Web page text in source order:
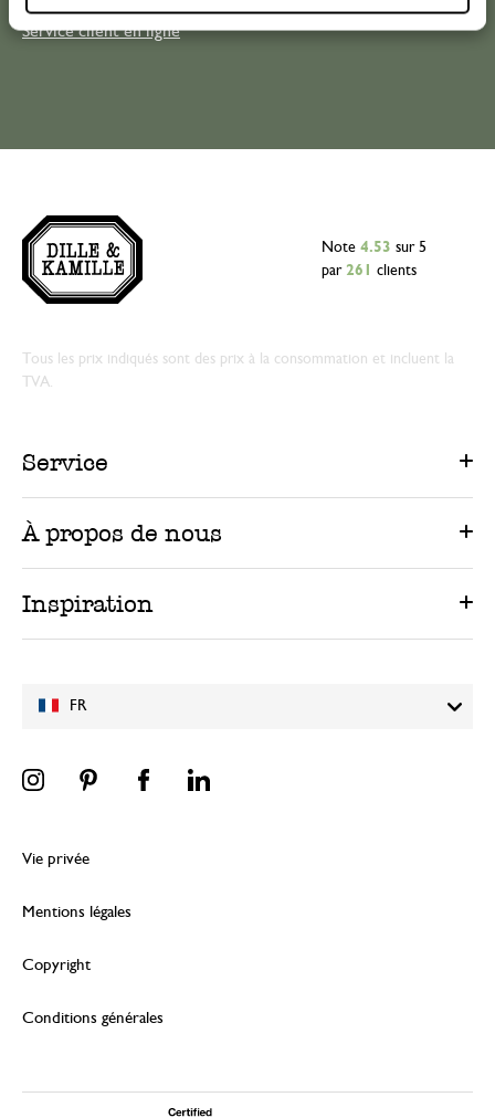
Service client en ligne
FR
Note 4.53 sur 5
par 261 clients
Tous les prix indiqués sont des prix à la consommation et incluent la
TVA.
Service
À propos de nous
Inspiration
Vie privée
Mentions légales
Copyright
Conditions générales